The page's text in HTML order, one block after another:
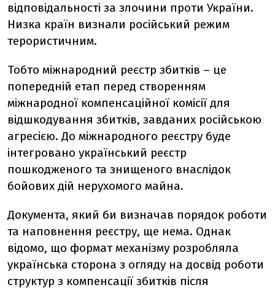
відповідальності за злочини проти України.
Низка країн визнали російський режим
терористичним.
Тобто міжнародний реєстр збитків – це
попередній етап перед створенням
міжнародної компенсаційної комісії для
відшкодування збитків, завданих російською
агресією. До міжнародного реєстру буде
інтегровано український реєстр
пошкодженого та знищеного внаслідок
бойових дій нерухомого майна.
Документа, який би визначав порядок роботи
та наповнення реєстру, ще нема. Однак
відомо, що формат механізму розробляла
українська сторона з огляду на досвід роботи
структур з компенсації збитків після